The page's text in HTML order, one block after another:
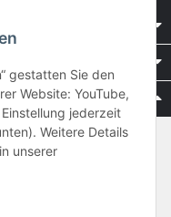
gestatten Sie den
Website: YouTube,
jederzeit
Weitere Details
unserer